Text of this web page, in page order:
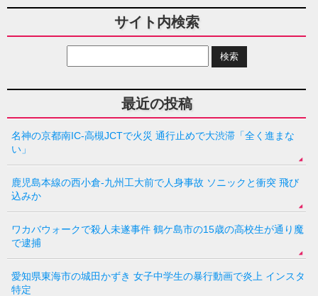
サイト内検索
最近の投稿
名神の京都南IC-高槻JCTで火災 通行止めで大渋滞「全く進まな
い」
鹿児島本線の西小倉-九州工大前で人身事故 ソニックと衝突 飛び
込みか
ワカバウォークで殺人未遂事件 鶴ケ島市の15歳の高校生が通り魔
で逮捕
愛知県東海市の城田かずき 女子中学生の暴行動画で炎上 インスタ
特定